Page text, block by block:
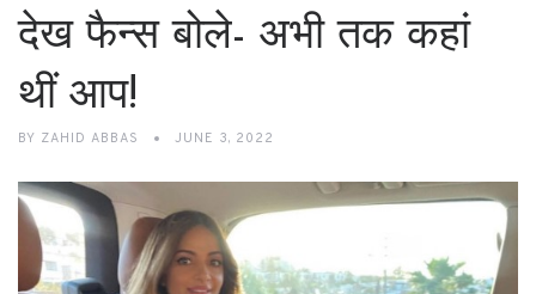
देख फैन्स बोले- अभी तक कहां
थीं आप!
BY ZAHID ABBAS JUNE 3, 2022